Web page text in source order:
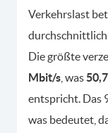
Verkehrslast
Die größte
Mbit/s , was
entspricht. Das
was bedeutet,